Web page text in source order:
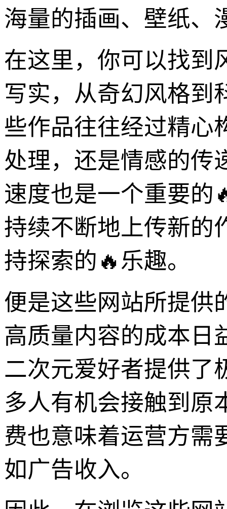
海量的插画、壁纸、
在这里，你可以找到
写实，从奇幻风格到
些作品往往经过精心
处理，还是情感的传
速度也是一个重要的
持续不断地上传新的
持探索的🔥乐趣。
便是这些网站所提供
高质量内容的成本日
二次元爱好者提供了
多人有机会接触到原
费也意味着运营方需
如广告收入。